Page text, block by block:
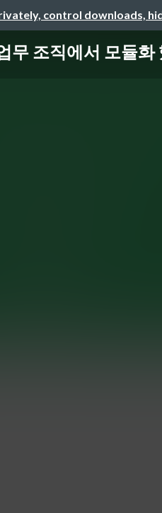
control downloads,
무 조직에서 모듈